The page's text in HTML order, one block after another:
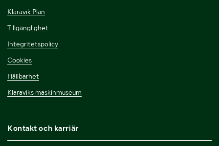
Klaravik Plan
Tillgänglighet
Integritetspolicy
Cookies
Hållbarhet
Klaraviks maskinmuseum
Kontakt och karriär